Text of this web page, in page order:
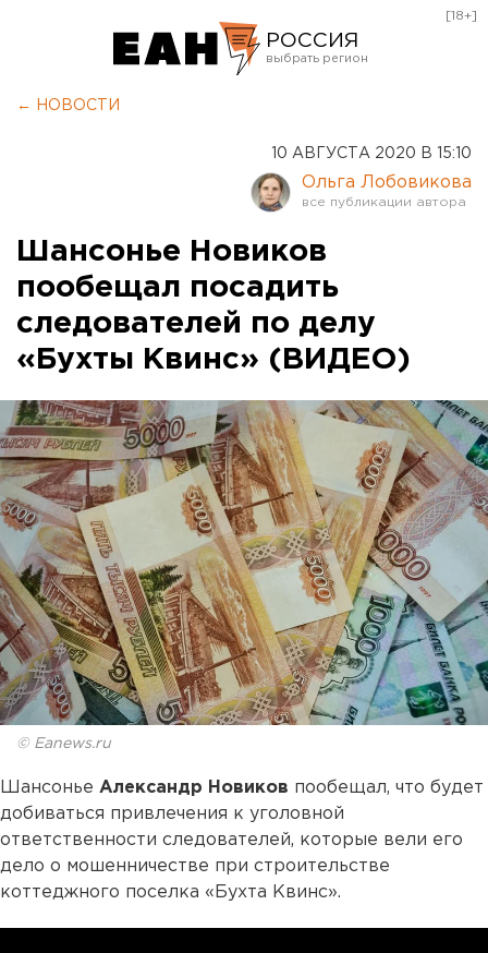
РОССИЯ
Курган
Оренбург
[18+]
← НОВОСТИ
10 АВГУСТА 2020 В 15:10
Ольга Лобовикова
Шансонье Новиков
пообещал посадить
следователей по делу
«Бухты Квинс» (ВИДЕО)
© Eanews.ru
Шансонье Александр Новиков пообещал, что будет
добиваться привлечения к уголовной
ответственности следователей, которые вели его
дело о мошенничестве при строительстве
коттеджного поселка «Бухта Квинс».